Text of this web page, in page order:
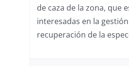
de caza de la zona, que
interesadas en la
recuperación de la